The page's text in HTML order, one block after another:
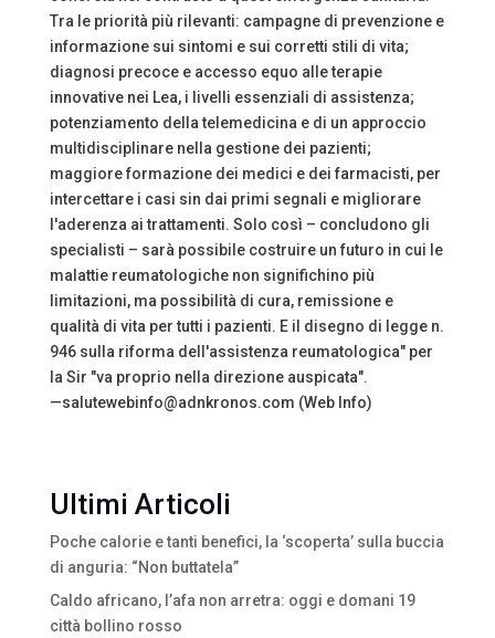
Tra le priorità più rilevanti: campagne di prevenzione e
informazione sui sintomi e sui corretti stili di vita;
diagnosi precoce e accesso equo alle terapie
innovative nei Lea, i livelli essenziali di assistenza;
potenziamento della telemedicina e di un approccio
multidisciplinare nella gestione dei pazienti;
maggiore formazione dei medici e dei farmacisti, per
intercettare i casi sin dai primi segnali e migliorare
l'aderenza ai trattamenti. Solo così – concludono gli
specialisti – sarà possibile costruire un futuro in cui le
malattie reumatologiche non significhino più
limitazioni, ma possibilità di cura, remissione e
qualità di vita per tutti i pazienti. E il disegno di legge n.
946 sulla riforma dell'assistenza reumatologica" per
la Sir "va proprio nella direzione auspicata".
—salutewebinfo@adnkronos.com (Web Info)
Ultimi Articoli
Poche calorie e tanti benefici, la ‘scoperta’ sulla buccia
di anguria: “Non buttatela”
Caldo africano, l’afa non arretra: oggi e domani 19
città bollino rosso